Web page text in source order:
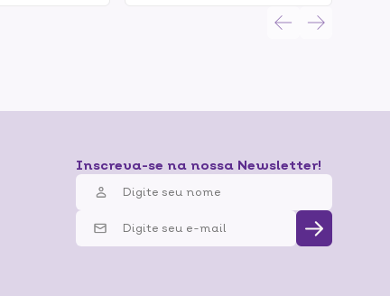
Inscreva-se na nossa Newsletter!